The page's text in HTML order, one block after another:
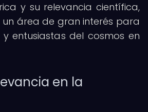
y su relevancia científica,
área de gran interés para
entusiastas del cosmos en
en la